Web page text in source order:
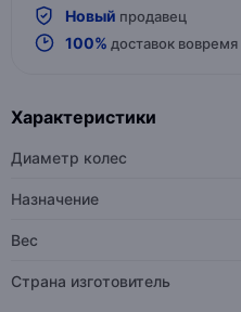
Новый продавец
100% доставок вовремя
Характеристики
Диаметр колес
Назначение
Вес
Страна изготовитель